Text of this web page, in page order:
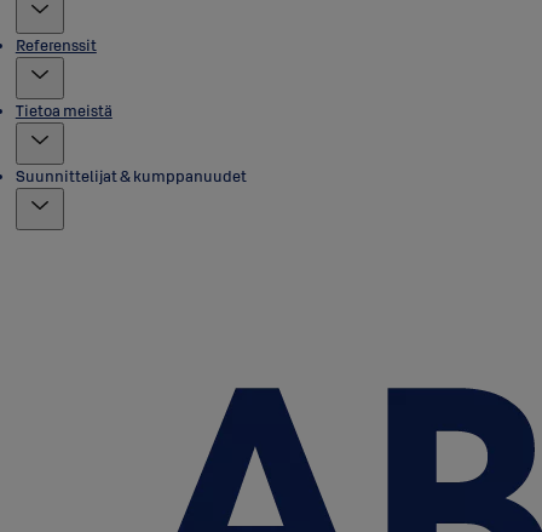
Referenssit
Tietoa meistä
Suunnittelijat & kumppanuudet